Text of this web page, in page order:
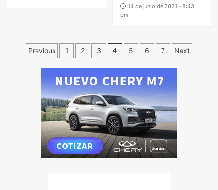
14 de junio de 2021 - 8:43
pm
Previous 1 2 3 4 5 6 7 Next